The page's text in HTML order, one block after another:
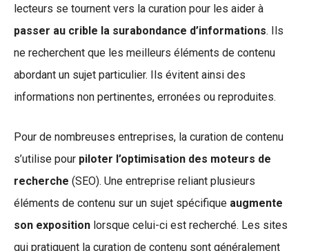
lecteurs se tournent vers la curation pour les aider à
passer au crible la surabondance d’informations. Ils
ne recherchent que les meilleurs éléments de contenu
abordant un sujet particulier. Ils évitent ainsi des
informations non pertinentes, erronées ou reproduites.
Pour de nombreuses entreprises, la curation de contenu
s’utilise pour piloter l’optimisation des moteurs de
recherche (SEO). Une entreprise reliant plusieurs
éléments de contenu sur un sujet spécifique augmente
son exposition lorsque celui-ci est recherché. Les sites
qui pratiquent la curation de contenu sont généralement